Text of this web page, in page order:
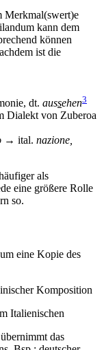
Merkmal(swert)e
kann dem
können
ist die
dt. aussehen3
Dialekt von Zuberoa
→ ital. nazione,
als
eine größere Rolle
so.
eine Kopie des
Komposition
Italienischen
das